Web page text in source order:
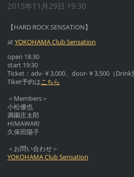
2015年11月29日 19:30
【HARD ROCK SENSATION】
atYOKOHAMA Club Sensation
open 18:30
start 19:30
Ticket：adv-￥3,000、door-￥3,500（Drink
Tiket予約はこちら
＜Members＞
小松優也
満園庄太郎
HIMAWARI
久保田陽子
＜お問い合わせ＞
YOKOHAMA Club Sensation